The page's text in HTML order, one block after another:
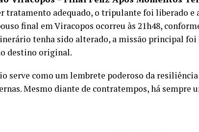
tratamento adequado, o tripulante foi liberado e
final em Viracopos ocorreu às 21h48,
tenha sido alterado, a missão principal
destino original.
serve como um lembrete poderoso da
Mesmo diante de contratempos, há sempre